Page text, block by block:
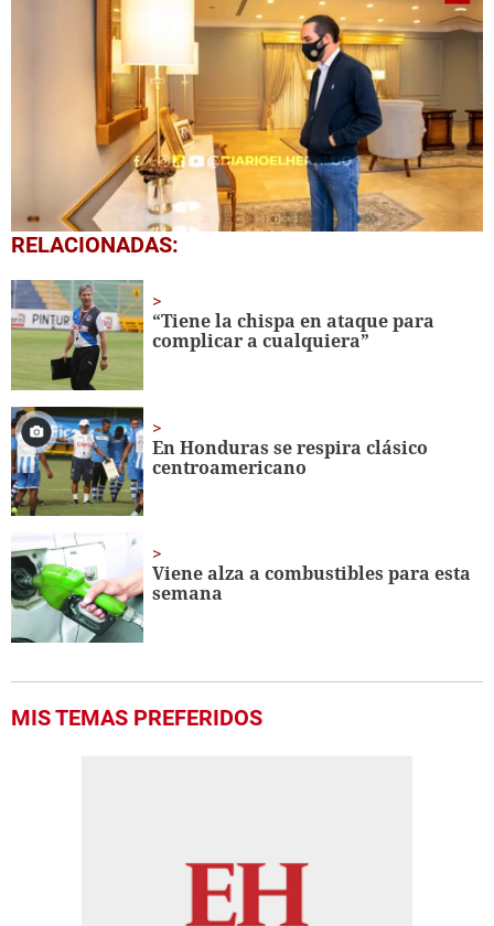
0
seconds
4
minutes,
19
seconds
RELACIONADAS:
“Tiene la chispa en ataque para
complicar a cualquiera”
En Honduras se respira clásico
centroamericano
Viene alza a combustibles para esta
semana
MIS TEMAS PREFERIDOS